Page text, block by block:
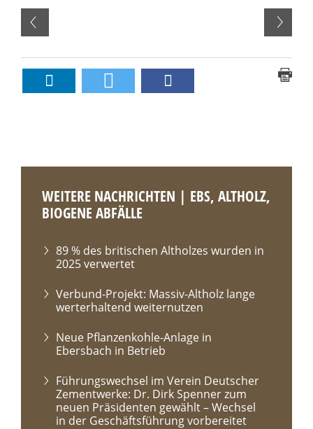
WEITERE NACHRICHTEN | EBS, ALTHOLZ,
BIOGENE ABFÄLLE
89 % des britischen Altholzes wurden in
2025 verwertet
Verbund-Projekt: Massiv-Altholz lange
werterhaltend weiternutzen
Neue Pflanzenkohle-Anlage in
Ebersbach in Betrieb
Führungswechsel im Verein Deutscher
Zementwerke: Dr. Dirk Spenner zum
neuen Präsidenten gewählt – Wechsel
in der Geschäftsführung vorbereitet